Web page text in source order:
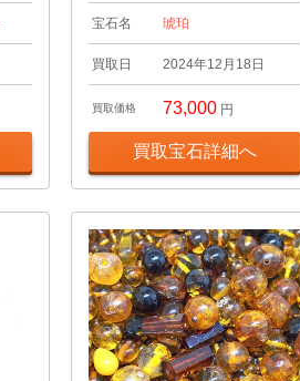
宝石名 琥珀
買取日 2024年12月18日
買取価格 73,000 円
買取宝石詳細へ